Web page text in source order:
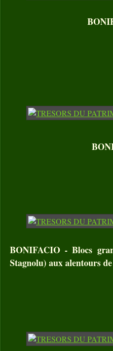
BONIFACIO - Blocs
Stagnolu) aux alentours